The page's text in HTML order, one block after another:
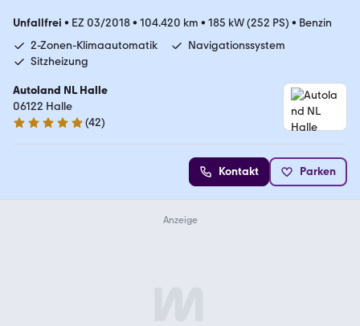
Unfallfrei • EZ 03/2018• 104.420 km • 185 kW (252 PS) • Benzin
2-Zonen-Klimaautomatik
Navigationssystem
Sitzheizung
Autoland NL Halle
06122 Halle
4.8 Sterne
(42)
Kontakt Parken